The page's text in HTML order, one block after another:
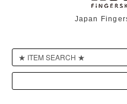
Japan